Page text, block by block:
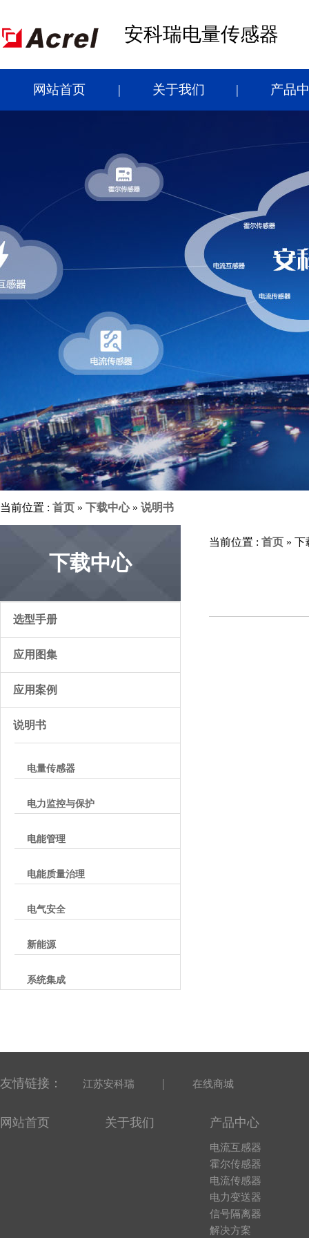
安科瑞电量传感器
网站首页 关于我们 产品
当前位置 : 首页 » 下载中心» 说明书
下载中心
选型手册
应用图集
应用案例
说明书
电量传感器
电力监控与保护
电能管理
电能质量治理
电气安全
新能源
系统集成
当前位置 : 首页 » 下
友情链接： 江苏安科瑞 | 在线商城
网站首页 关于我们 产品中心
电流互感器
霍尔传感器
电流传感器
电力变送器
信号隔离器
解决方案